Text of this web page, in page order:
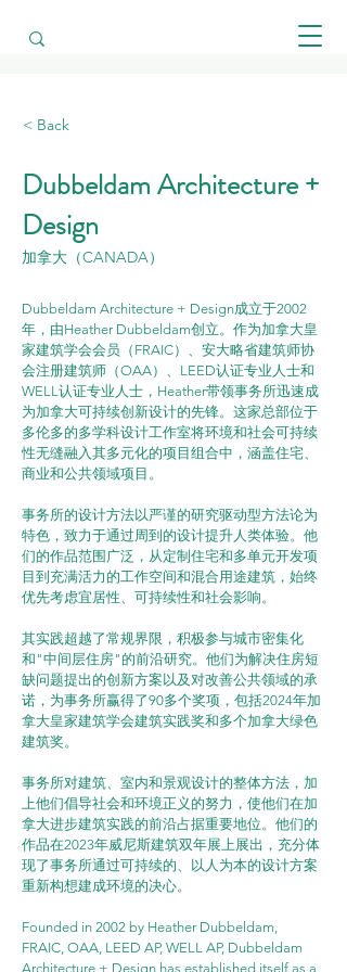
< Back
Dubbeldam Architecture +
Design
加拿大（CANADA）
Dubbeldam Architecture + Design成立于2002
年，由Heather Dubbeldam创立。作为加拿大皇
家建筑学会会员（FRAIC）、安大略省建筑师协
会注册建筑师（OAA）、LEED认证专业人士和
WELL认证专业人士，Heather带领事务所迅速成
为加拿大可持续创新设计的先锋。这家总部位于
多伦多的多学科设计工作室将环境和社会可持续
性无缝融入其多元化的项目组合中，涵盖住宅、
商业和公共领域项目。
事务所的设计方法以严谨的研究驱动型方法论为
特色，致力于通过周到的设计提升人类体验。他
们的作品范围广泛，从定制住宅和多单元开发项
目到充满活力的工作空间和混合用途建筑，始终
优先考虑宜居性、可持续性和社会影响。
其实践超越了常规界限，积极参与城市密集化
和"中间层住房"的前沿研究。他们为解决住房短
缺问题提出的创新方案以及对改善公共领域的承
诺，为事务所赢得了90多个奖项，包括2024年加
拿大皇家建筑学会建筑实践奖和多个加拿大绿色
建筑奖。
事务所对建筑、室内和景观设计的整体方法，加
上他们倡导社会和环境正义的努力，使他们在加
拿大进步建筑实践的前沿占据重要地位。他们的
作品在2023年威尼斯建筑双年展上展出，充分体
现了事务所通过可持续的、以人为本的设计方案
重新构想建成环境的决心。
Founded in 2002 by Heather Dubbeldam,
FRAIC, OAA, LEED AP, WELL AP, Dubbeldam
Architecture + Design has established itself as a